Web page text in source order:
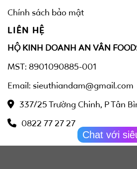
Chính sách bảo mật
LIÊN HỆ
HỘ KINH DOANH AN VÂN
MST: 8901090885-001
Email: sieuthiandam@gmail.com
337/25 Trường Chinh, P Tân
0822 77 27 27
Chat với